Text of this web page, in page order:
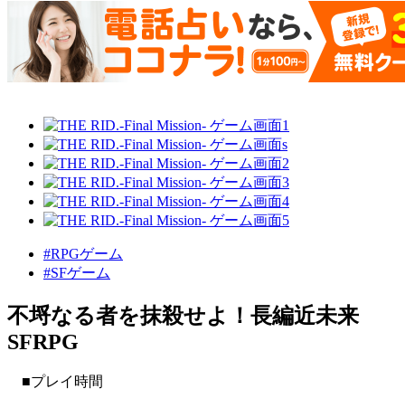
#RPGゲーム
#SFゲーム
不埒なる者を抹殺せよ！長編近未来
SFRPG
■プレイ時間